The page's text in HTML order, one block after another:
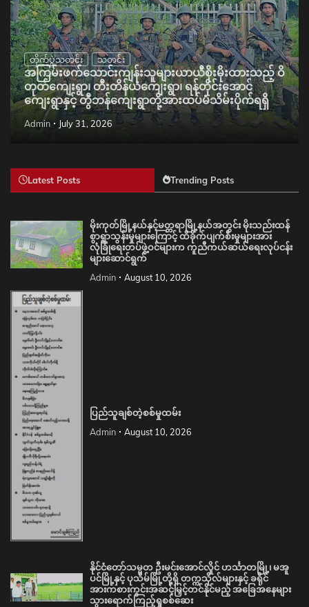
တိုက်ပွဲသတင်း သတင်း
အကြမ်းဖက်သောင်းကျန်းသူများယာယီစိုးမိုးထားသည့် ဝိ
တုတ်ကျေးရွာ၊ တီးတိန်ယံကျေးရွာ၊ ရန်တိုင်းအောင်
ကျေးရွာနှင့် တွီဘန်ကျေးရွာတို့အားထပ်မံသိမ်းပိုက်ရရှိ
Admin July 31, 2026
Latest Posts Trending Posts
မိုးကုတ်မြို့နယ်နှင့်မတ္တရာမြို့နယ်အတွင်း မိုးသည်းထန်
စွာရွာသွန်းမှုများကြောင့် ထိခိုက်ပျက်စီးမှုများအား
လုံခြုံရေးတပ်ဖွဲ့ဝင်များက ကူညီကယ်ဆယ်ရေးလုပ်ငန်း
များဆောင်ရွက်
Admin August 10, 2026
ပြည်သူချစ်တဲ့စစ်မှုထမ်း
Admin August 10, 2026
နိုင်ငံတော်သမ္မတ ဦးမင်းအောင်လှိုင် ဟင်္သာတမြို့၊ မအူ
ပင်မြို့နှင့် ပုသိမ်မြို့တို့ရှိ တက္ကသိုလ်များနှင့် ခရိုင်
အားကစားကွင်းအဆင့်မြှင့်တင်နိုင်မည့် အခြေအနေများ
သွားရောက်ကြည့်ရှုစစ်ဆေး